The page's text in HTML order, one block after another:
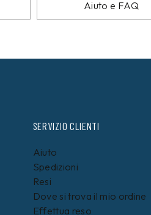
Aiuto e FAQ
SERVIZIO CLIENTI
Aiuto
Spedizioni
Resi
Dove si trova il mio ordine
Effettua reso